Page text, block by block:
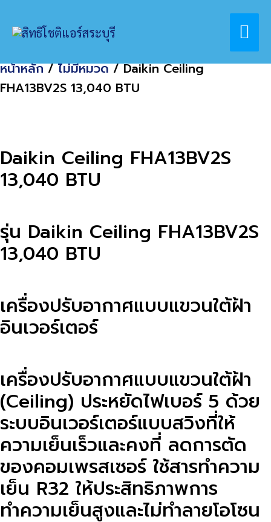
Home
สินค้า
Daikin Ceiling FHA13BV2S 13,040 BTU
หน้าหลัก/ไม่มีหมวด/ Daikin Ceiling
FHA13BV2S 13,040 BTU
Daikin Ceiling FHA13BV2S
13,040 BTU
รุ่น Daikin Ceiling FHA13BV2S
13,040 BTU
เครื่องปรับอากาศแบบแขวนใต้ฝ้า
อินเวอร์เตอร์
เครื่องปรับอากาศแบบแขวนใต้ฝ้า
(Ceiling) ประหยัดไฟเบอร์ 5 ด้วย
ระบบอินเวอร์เตอร์แบบสวิงที่ให้
ความเย็นเร็วและคงที่ ลดการตัด
ของคอมเพรสเซอร์ ใช้สารทำความ
เย็น R32 ให้ประสิทธิภาพการ
ทำความเย็นสูงและไม่ทำลายโอโซน